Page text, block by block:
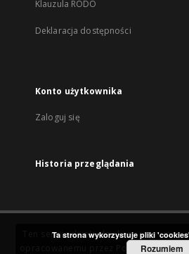
Klauzula RODO
Deklaracja dostępności
Konto użytkownika
Zaloguj się
Historia przeglądania
Ten serwis działa dzięki
Poznańskie
Ta strona wykorzystuje pliki
Rozumiem